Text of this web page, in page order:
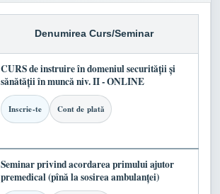
Denumirea Curs/Seminar
CURS de instruire în domeniul securității și
sănătății în muncă niv. II - ONLINE
Inscrie-te Cont de plată
Seminar privind acordarea primului ajutor
premedical (pînă la sosirea ambulanței)